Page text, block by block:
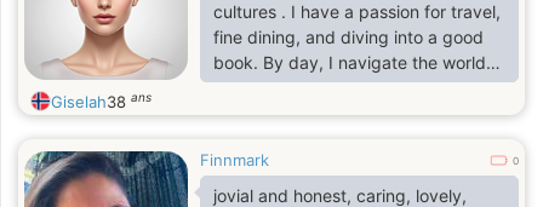
cultures . I have a passion for travel,
fine dining, and diving into a good
book. By day, I navigate the world
of import/export and by night i
dream about having my own charity
and always up for a challenge.
Family values are close to my heart,
Giselah38 ans
Finnmark 0
jovial and honest, caring, lovely,